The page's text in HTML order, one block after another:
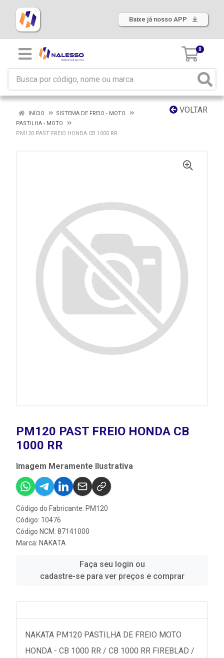
Baixe já nosso APP
0
VOLTAR
INÍCIO
SISTEMA DE FREIO - MOTO
PASTILHA - MOTO
PM120 PAST FREIO HONDA CB 1000 RR
PM120 PAST FREIO HONDA CB
1000 RR
Imagem Meramente Ilustrativa
Código do Fabricante: PM120
Código: 10476
Código NCM: 87141000
Marca: NAKATA
Faça seu login ou
cadastre-se para ver preços e comprar
NAKATA PM120 PASTILHA DE FREIO MOTO
HONDA - CB 1000 RR / CB 1000 RR FIREBLAD /